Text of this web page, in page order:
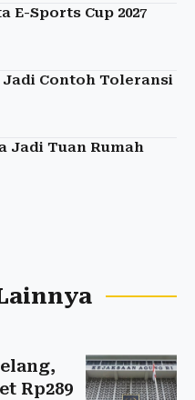
Sports Cup 2027
Contoh Toleransi
Jadi Tuan Rumah
Rp289